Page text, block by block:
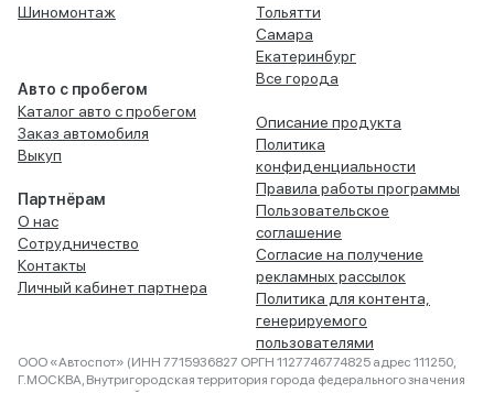
Шиномонтаж
Авто с пробегом
Каталог авто с пробегом
Заказ автомобиля
Выкуп
Партнёрам
О нас
Сотрудничество
Контакты
Личный кабинет партнера
Тольятти
Самара
Екатеринбург
Все города
Описание продукта
Политика
конфиденциальности
Правила работы программы
Пользовательское
соглашение
Согласие на получение
рекламных рассылок
Политика для контента,
генерируемого
пользователями
ООО «Автоспот» (ИНН 7715936827 ОРГН 1127746774825 адрес 111250,
Г.МОСКВА, Внутригородская территория города федерального значения